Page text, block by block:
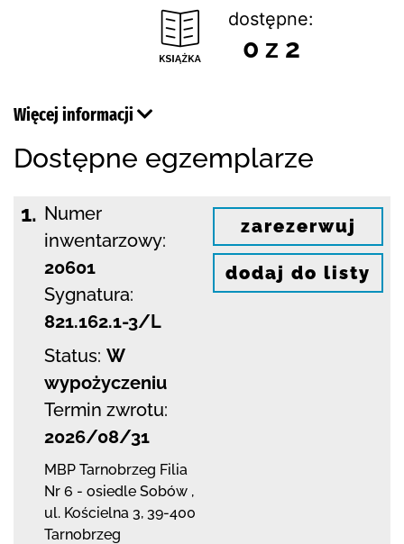
dostępne:
0 z 2
Więcej informacji
Dostępne egzemplarze
1. Numer
inwentarzowy:
20601
Sygnatura:
821.162.1-3/L
Status: W
wypożyczeniu
Termin zwrotu:
2026/08/31
MBP Tarnobrzeg Filia
Nr 6 - osiedle Sobów ,
ul. Kościelna 3, 39-400
Tarnobrzeg
zarezerwuj
dodaj do listy